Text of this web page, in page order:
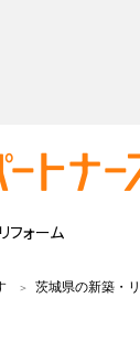
リフォーム
茨城県の新築・